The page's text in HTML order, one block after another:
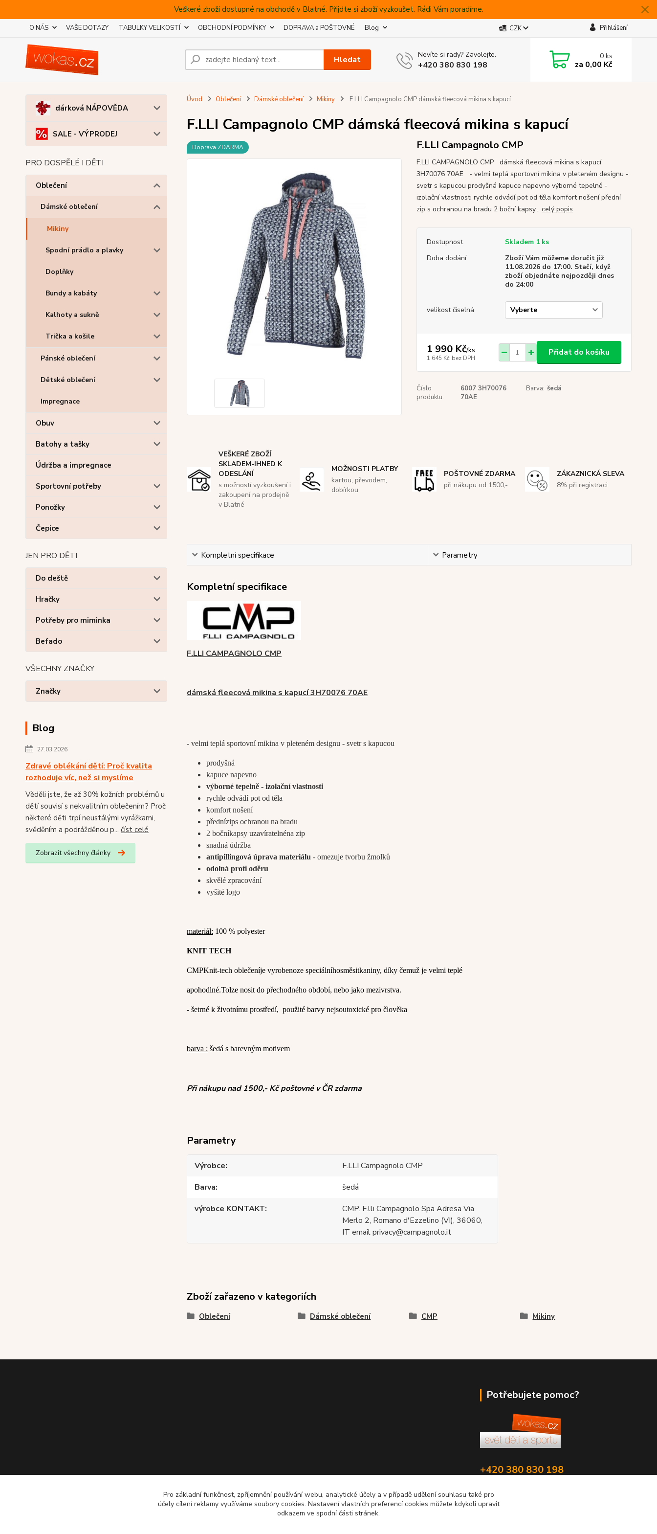
Veškeré zboží dostupné na obchodě v Blatné. Přijdte si zboží vyzkoušet. Rádi Vám poradíme.
O NÁS VAŠE DOTAZY TABULKY VELIKOSTÍ OBCHODNÍ PODMÍNKY DOPRAVA a POŠTOVNÉ Blog CZK Přihlášení
Hledat Nevíte si rady? Zavolejte.
+420 380 830 198
0ks
za 0,00 Kč
dárková NÁPOVĚDA
SALE - VÝPRODEJ
PRO DOSPĚLÉ I DĚTI
Oblečení
Dámské oblečení
Mikiny
Spodní prádlo a plavky
Doplňky
Bundy a kabáty
Kalhoty a sukně
Trička a košile
Pánské oblečení
Dětské oblečení
Impregnace
Obuv
Batohy a tašky
Údržba a impregnace
Sportovní potřeby
Ponožky
Čepice
JEN PRO DĚTI
Do deště
Hračky
Potřeby pro miminka
Befado
VŠECHNY ZNAČKY
Značky
Blog
27.03.2026
Zdravé oblékání dětí: Proč kvalita
rozhoduje víc, než si myslíme
Věděli jste, že až 30% kožních problémů u
dětí souvisí s nekvalitním oblečením? Proč
některé děti trpí neustálými vyrážkami,
svěděním a podrážděnou p... číst celé
Zobrazit všechny články
Úvod Oblečení Dámské oblečení Mikiny F.LLI Campagnolo CMP dámská fleecová mikina s kapucí
F.LLI Campagnolo CMP dámská fleecová mikina s kapucí
Doprava ZDARMA F.LLI Campagnolo CMP
F.LLI CAMPAGNOLO CMP dámská fleecová mikina s kapucí
3H70076 70AE - velmi teplá sportovní mikina v pleteném designu -
svetr s kapucou prodyšná kapuce napevno výborné tepelně -
izolační vlastnosti rychle odvádí pot od těla komfort nošení přední
zip s ochranou na bradu 2 boční kapsy... celý popis
Dostupnost
Skladem 1 ks
Doba dodání
Zboží Vám můžeme doručit již
11.08.2026 do 17:00. Stačí, když
zboží objednáte nejpozději dnes
do 24:00
velikost číselná
1 990 Kč/ks
1 645 Kč bez DPH
Přidat do košíku
Číslo
produktu:
6007 3H70076
70AE
Barva: šedá
VEŠKERÉ ZBOŽÍ
SKLADEM-IHNED K
ODESLÁNÍ
s možností vyzkoušení i
zakoupení na prodejně
v Blatné
MOŽNOSTI PLATBY
kartou, převodem,
dobírkou
POŠTOVNÉ ZDARMA
při nákupu od 1500,-
ZÁKAZNICKÁ SLEVA
8% při registraci
Kompletní specifikace Parametry
Kompletní specifikace
F.LLI CAMPAGNOLO CMP
dámská fleecová mikina s kapucí 3H70076 70AE
- velmi teplá sportovní mikina v pleteném designu - svetr s kapucou
prodyšná
kapuce napevno
výborné tepelně - izolační vlastnosti
rychle odvádí pot od těla
komfort nošení
přednízips ochranou na bradu
2 bočníkapsy uzavíratelnéna zip
snadná údržba
antipillingová úprava materiálu - omezuje tvorbu žmolků
odolná proti oděru
skvělé zpracování
vyšité logo
materiál: 100 % polyester
KNIT TECH
CMPKnit-tech oblečeníje vyrobenoze speciálníhosměsitkaniny, díky čemuž je velmi teplé
apohodlné.Tolze nositdo přechodného období, nebojako mezivrstva.
- šetrné k životnímu prostředí, použité barvy nejsoutoxické pro člověka
barva : šedá s barevným motivem
Při nákupu nad 1500,- Kč poštovné v ČR zdarma
Parametry
Výrobce
F.LLI Campagnolo CMP
Barva
šedá
výrobce KONTAKT
CMP. F.lli Campagnolo Spa Adresa Via
Merlo 2, Romano d'Ezzelino (VI), 36060,
IT email privacy@campagnolo.it
Zboží zařazeno v kategoriích
Oblečení Dámské oblečení CMP Mikiny
Potřebujete pomoc?
+420 380 830 198
Pro základní funkčnost, zpříjemnění používání webu, analytické účely a v případě udělení souhlasu také pro
účely cílení reklamy využíváme soubory cookies. Nastavení vlastních preferencí cookies můžete kdykoli upravit
odkazem ve spodní části stránek.